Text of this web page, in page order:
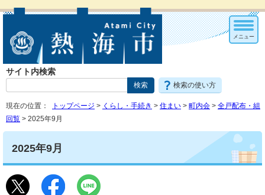
サイト内検索
検索の使い方
メニュー
現在の位置： トップページ > くらし・手続き > 住まい > 町内会 > 全戸配布・組
回覧 > 2025年9月
2025年9月